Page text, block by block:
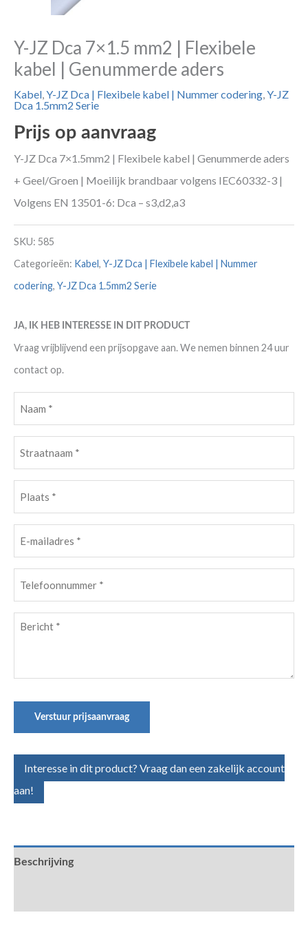
Y-JZ Dca 7×1.5 mm2 | Flexibele
kabel | Genummerde aders
Kabel,Y-JZ Dca | Flexibele kabel | Nummer codering,Y-JZ
Dca 1.5mm2 Serie
Prijs op aanvraag
Y-JZ Dca 7×1.5mm2 | Flexibele kabel | Genummerde aders
+ Geel/Groen | Moeilijk brandbaar volgens IEC60332-3 |
Volgens EN 13501-6: Dca – s3,d2,a3
SKU: 585
Categorieën: Kabel, Y-JZ Dca | Flexibele kabel | Nummer
codering, Y-JZ Dca 1.5mm2 Serie
JA, IK HEB INTERESSE IN DIT PRODUCT
Vraag vrijblijvend een prijsopgave aan. We nemen binnen 24 uur
contact op.
(Vereist)
(Vereist)
(Vereist)
mailadres(Vereist)
(Vereist)
Bericht (Vereist)
Verstuur prijsaanvraag
Interesse in dit product? Vraag dan een zakelijk account
aan!
Beschrijving